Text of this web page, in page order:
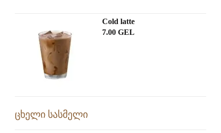
Cold latte
7.00 GEL
ცხელი სასმელი